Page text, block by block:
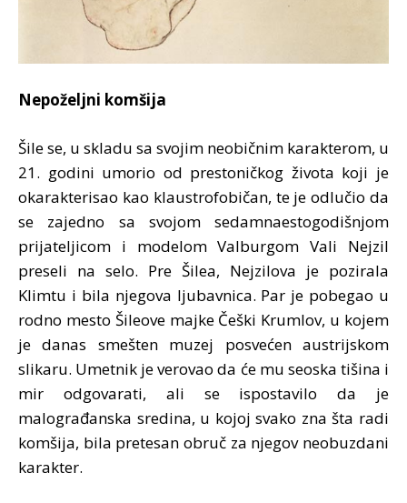
Nepoželjni komšija
Šile se, u skladu sa svojim neobičnim karakterom, u
21. godini umorio od prestoničkog života koji je
okarakterisao kao klaustrofobičan, te je odlučio da
se zajedno sa svojom sedamnaestogodišnjom
prijateljicom i modelom Valburgom Vali Nejzil
preseli na selo. Pre Šilea, Nejzilova je pozirala
Klimtu i bila njegova ljubavnica. Par je pobegao u
rodno mesto Šileove majke Češki Krumlov, u kojem
je danas smešten muzej posvećen austrijskom
slikaru. Umetnik je verovao da će mu seoska tišina i
mir odgovarati, ali se ispostavilo da je
malograđanska sredina, u kojoj svako zna šta radi
komšija, bila pretesan obruč za njegov neobuzdani
karakter.